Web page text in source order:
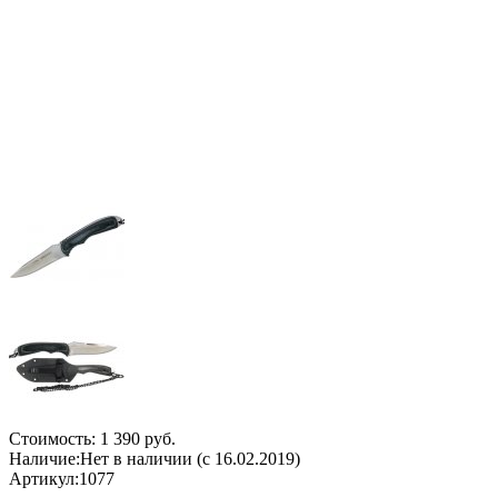
Стоимость: 1 390 руб.
Наличие:Нет в наличии (с 16.02.2019)
Артикул:1077